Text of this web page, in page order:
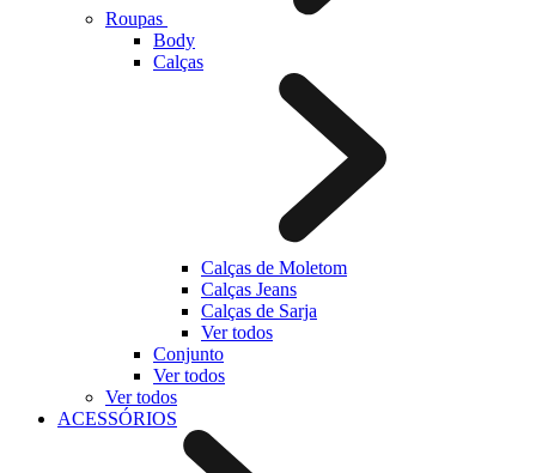
Roupas
Body
Calças
Calças de Moletom
Calças Jeans
Calças de Sarja
Ver todos
Conjunto
Ver todos
Ver todos
ACESSÓRIOS